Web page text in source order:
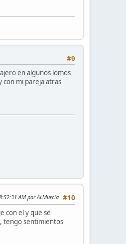
#9
en algunos lomos
con mi pareja atras
#10
AM por ALMurcia
con el y que se
tengo sentimientos